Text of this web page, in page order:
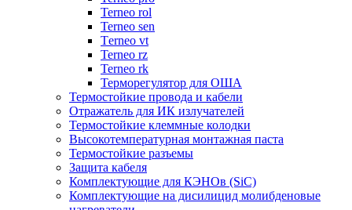
Terneo rol
Terneo sen
Тerneo vt
Terneo rz
Terneo rk
Терморегулятор для ОША
Термостойкие провода и кабели
Отражатель для ИК излучателей
Термостойкие клеммные колодки
Высокотемпературная монтажная паста
Термостойкие разъемы
Защита кабеля
Комплектующие для КЭНОв (SiC)
Комплектующие на дисилицид молибденовые